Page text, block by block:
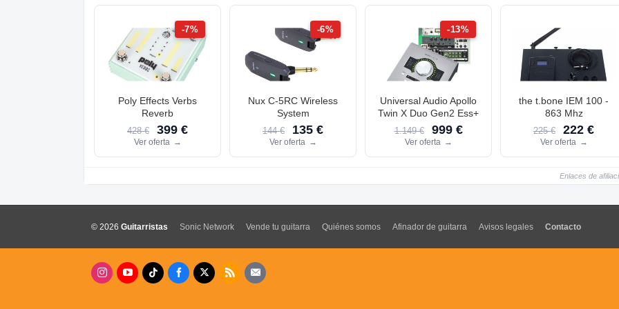
-7%
Poly Effects Verbs
Reverb
428 € 399 €
Ver oferta →
-6%
Nux C-5RC Wireless
System
144 € 135 €
Ver oferta →
-13%
Universal Audio Apollo
Twin X Duo Gen2 Ess+
1.149 € 999 €
Ver oferta →
the t.bone IEM 100 -
863 Mhz
225 € 222 €
Ver oferta →
Enlaces de
© 2026 Guitarristas Sonic Network Vende tu guitarra Quiénes somos Afinador de guitarra Avisos legales Contacto